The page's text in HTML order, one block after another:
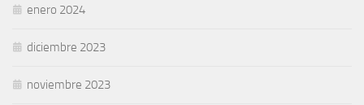
enero 2024
diciembre 2023
noviembre 2023